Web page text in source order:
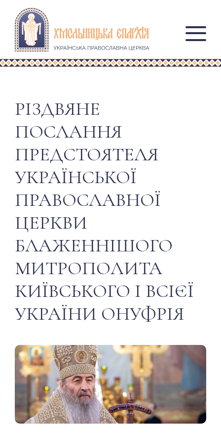
РІЗДВЯНЕ
ПОСЛАННЯ
ПРЕДСТОЯТЕЛЯ
УКРАЇНСЬКОЇ
ПРАВОСЛАВНОЇ
ЦЕРКВИ
БЛАЖЕННІШОГО
МИТРОПОЛИТА
КИЇВСЬКОГО І ВСІЄЇ
УКРАЇНИ ОНУФРІЯ